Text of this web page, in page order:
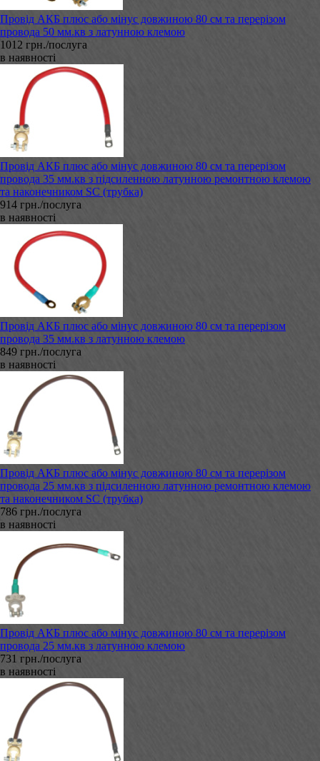
Провід АКБ плюс або мінус довжиною 80 см та перерізом
провода 50 мм.кв з латунною клемою
1012 грн./послуга
в наявності
Провід АКБ плюс або мінус довжиною 80 см та перерізом
провода 35 мм.кв з підсиленною латунною ремонтною клемою
та наконечником SC (трубка)
914 грн./послуга
в наявності
Провід АКБ плюс або мінус довжиною 80 см та перерізом
провода 35 мм.кв з латунною клемою
849 грн./послуга
в наявності
Провід АКБ плюс або мінус довжиною 80 см та перерізом
провода 25 мм.кв з підсиленною латунною ремонтною клемою
та наконечником SC (трубка)
786 грн./послуга
в наявності
Провід АКБ плюс або мінус довжиною 80 см та перерізом
провода 25 мм.кв з латунною клемою
731 грн./послуга
в наявності